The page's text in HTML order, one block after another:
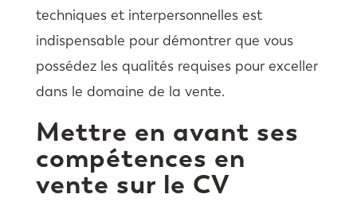
techniques et interpersonnelles est
indispensable pour démontrer que vous
possédez les qualités requises pour exceller
dans le domaine de la vente.
Mettre en avant ses
compétences en
vente sur le CV